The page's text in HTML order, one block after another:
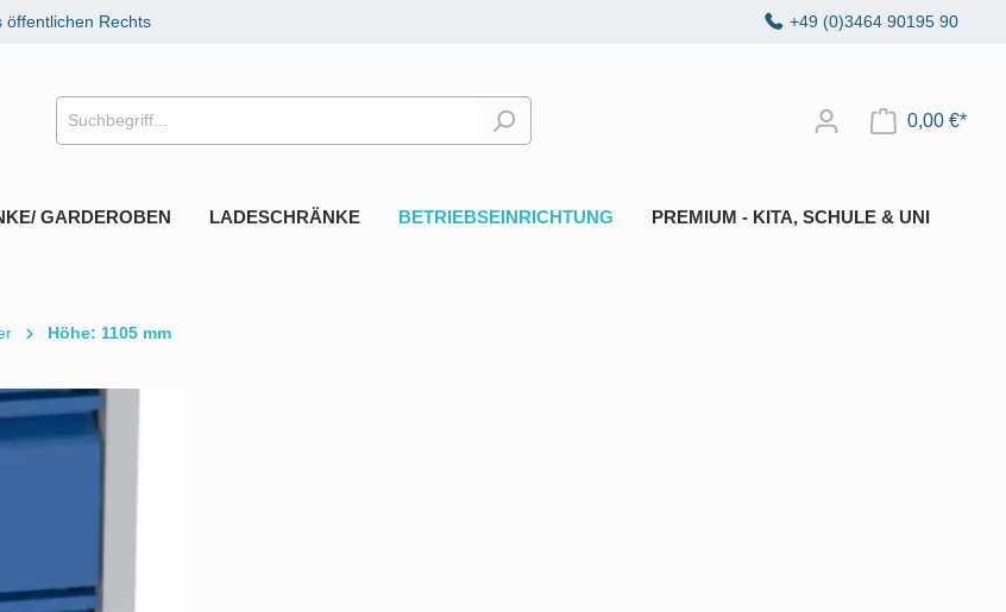
öffentlichen Rechts +49 (0)3464 90195 90
0,00 €*
GARDEROBEN LADESCHRÄNKE BETRIEBSEINRICHTUNG PREMIUM - KITA, SCHULE & UNI
Höhe: 1105 mm